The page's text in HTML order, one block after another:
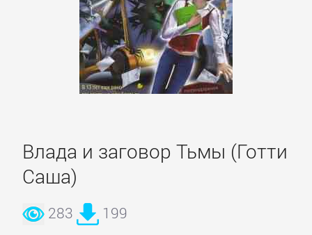
Влада и заговор Тьмы (Готти
Саша)
283 199
Короткие
любовные
Любовно-
Остросюжетные
любовные
романы